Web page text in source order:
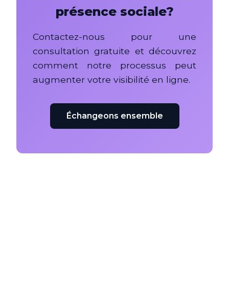
présence sociale?
Contactez-nous pour une
consultation gratuite et découvrez
comment notre processus peut
augmenter votre visibilité en ligne.
Échangeons ensemble